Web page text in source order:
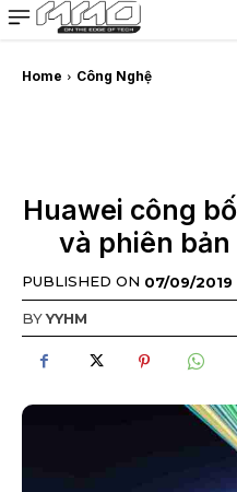
MMOSITE -
Bài viết nổi bật
Home Công Nghệ
Huawei công
và phiên bản
PUBLISHED ON 07/09/2019
BYYYHM